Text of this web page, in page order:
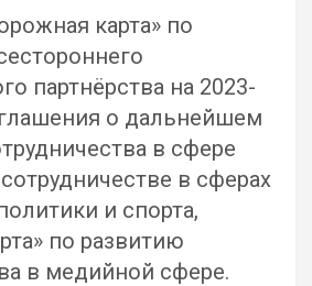
карта» по
партнёрства на 2023-
о дальнейшем
в сфере
в сферах
и спорта,
по развитию
в медийной сфере.